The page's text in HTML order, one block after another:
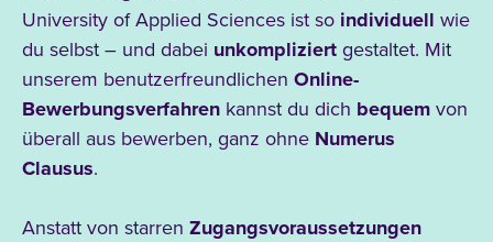
University of Applied Sciences ist so individuell wie
du selbst – und dabei unkompliziert gestaltet. Mit
unserem benutzerfreundlichen Online-
Bewerbungsverfahren kannst du dich bequem von
überall aus bewerben, ganz ohne Numerus
Clausus.
Anstatt von starren Zugangsvoraussetzungen